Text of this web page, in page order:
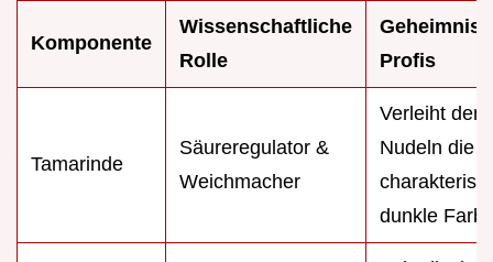
Komponente
Wissenschaftliche
Rolle
Geheimnis
Profis
Tamarinde
Säureregulator &
Weichmacher
Verleiht den
Nudeln die
dunkle